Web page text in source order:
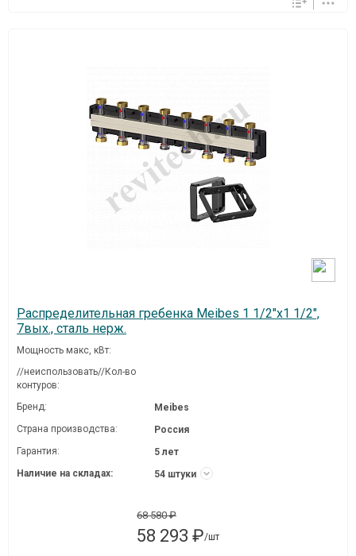
Распределительная гребенка Meibes 1 1/2"х1 1/2",
7вых., сталь нерж.
Мощность макс, кВт:
//неиспользовать//Кол-во
контуров:
Бренд:
Meibes
Страна производства:
Россия
Гарантия:
5 лет
Наличие на складах:
54 штуки
68 580 ₽
58 293 ₽/шт